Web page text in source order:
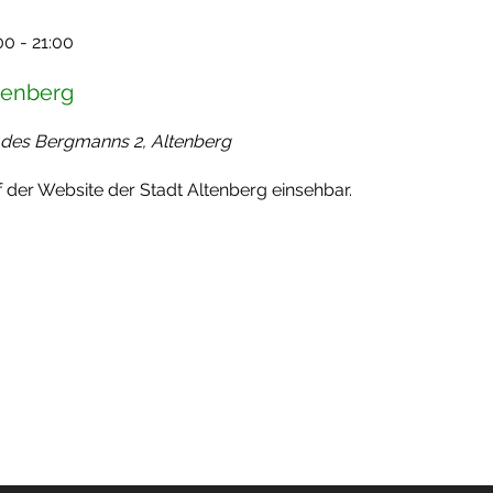
- 21:00
Bergmanns 2, Altenberg
Website der Stadt Altenberg einsehbar.